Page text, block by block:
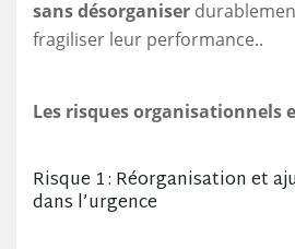
sans désorganiser
fragiliser leur performance..
Les risques organisationnels
Risque 1 : Réorganisation et
dans l’urgence